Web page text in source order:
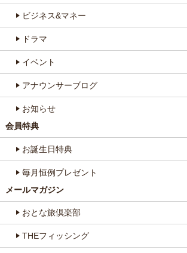
ビジネス&マネー
ドラマ
イベント
アナウンサーブログ
お知らせ
会員特典
お誕生日特典
毎月恒例プレゼント
メールマガジン
おとな旅倶楽部
THEフィッシング